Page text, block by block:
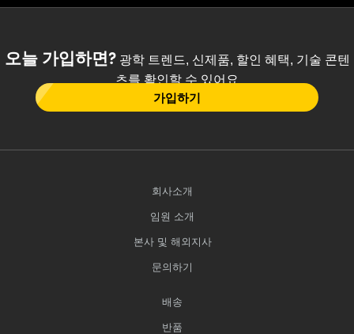
오늘 가입하면?광학 트렌드, 신제품, 할인 혜택, 기술 콘텐
츠를 확인할 수 있어요
가입하기
회사소개
임원 소개
본사 및 해외지사
문의하기
배송
반품